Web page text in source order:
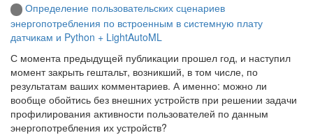
Определение пользовательских сценариев
энергопотребления по встроенным в системную плату
датчикам и Python + LightAutoML
С момента предыдущей публикации прошел год, и наступил
момент закрыть гештальт, возникший, в том числе, по
результатам ваших комментариев. А именно: можно ли
вообще обойтись без внешних устройств при решении задачи
профилирования активности пользователей по данным
энергопотребления их устройств?